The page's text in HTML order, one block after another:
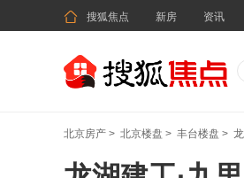
 搜狐焦点 新房 资讯
北京房产 > 北京楼盘 > 丰台楼盘 >